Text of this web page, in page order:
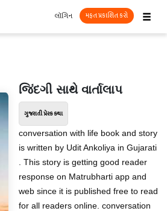
☰
લૉગિન મફત પ્રકાશિત કરો
જિંદગી સાથે વાર્તાલાપ
ગુજરાતી પ્રેરક કથા
conversation with life book and story
is written by Udit Ankoliya in Gujarati
. This story is getting good reader
response on Matrubharti app and
web since it is published free to read
for all readers online. conversation